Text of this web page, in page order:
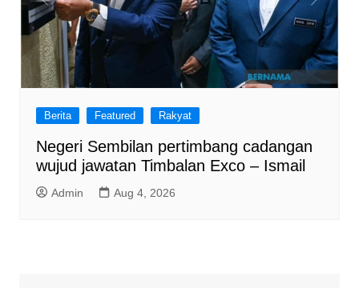
Berita Featured Rakyat
Negeri Sembilan pertimbang cadangan
wujud jawatan Timbalan Exco – Ismail
Admin Aug 4, 2026